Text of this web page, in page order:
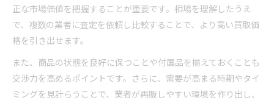
正な市場価値を把握することが重要です。相場を理解したうえ
で、複数の業者に査定を依頼し比較することで、より高い買取価
格を引き出せます。
また、商品の状態を良好に保つことや付属品を揃えておくことも
交渉力を高めるポイントです。さらに、需要が高まる時期やタイ
ミングを見計らうことで、業者が再販しやすい環境を作り出し、